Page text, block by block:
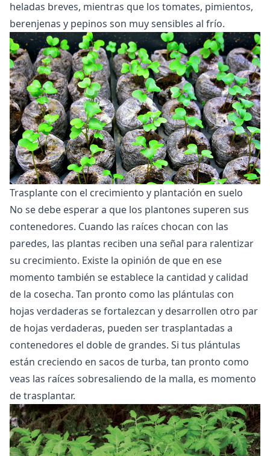
heladas breves, mientras que los tomates, pimientos,
berenjenas y pepinos son muy sensibles al frío.
Trasplante con el crecimiento y plantación en suelo
No se debe esperar a que los plantones superen sus
contenedores. Cuando las raíces chocan con las
paredes, las plantas reciben una señal para ralentizar
su crecimiento. Existe la opinión de que en ese
momento también se establece la cantidad y calidad
de la cosecha. Tan pronto como las plántulas con
hojas verdaderas se fortalezcan y desarrollen otro par
de hojas verdaderas, pueden ser trasplantadas a
contenedores el doble de grandes. Si tus plántulas
están creciendo en sacos de turba, tan pronto como
veas las raíces sobresaliendo de la malla, es momento
de trasplantar.